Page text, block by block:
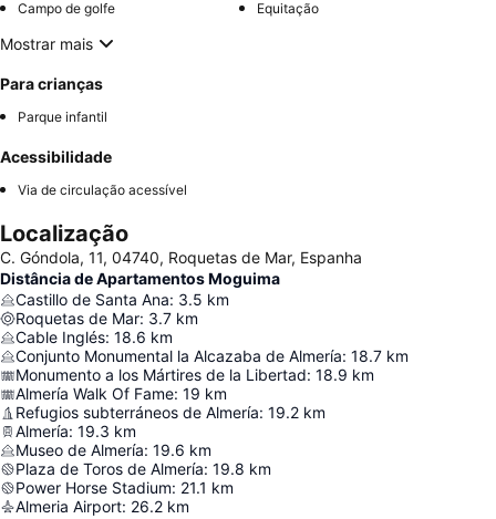
Campo de golfe Equitação
Mostrar mais
Para crianças
Parque infantil
Acessibilidade
Via de circulação acessível
Localização
C. Góndola, 11, 04740, Roquetas de Mar, Espanha
Distância de Apartamentos Moguima
Castillo de Santa Ana: 3.5 km
Roquetas de Mar: 3.7 km
Cable Inglés: 18.6 km
Conjunto Monumental la Alcazaba de Almería: 18.7 km
Monumento a los Mártires de la Libertad: 18.9 km
Almería Walk Of Fame: 19 km
Refugios subterráneos de Almería: 19.2 km
Almería: 19.3 km
Museo de Almería: 19.6 km
Plaza de Toros de Almería: 19.8 km
Power Horse Stadium: 21.1 km
Almeria Airport: 26.2 km